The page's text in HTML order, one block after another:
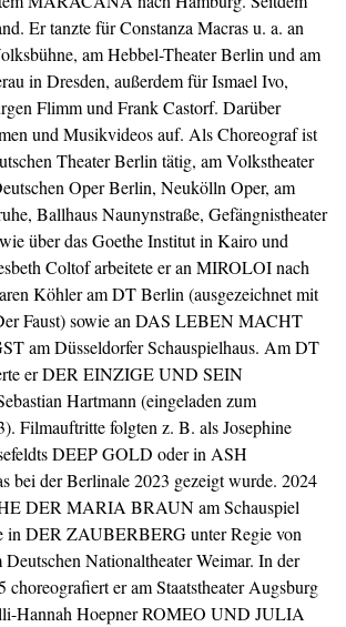
Er tanzte für Constanza Macras u. a. an
am Hebbel-Theater Berlin und am
in Dresden, außerdem für Ismael Ivo,
Flimm und Frank Castorf. Darüber
und Musikvideos auf. Als Choreograf ist
Theater Berlin tätig, am Volkstheater
Oper Berlin, Neukölln Oper, am
Ballhaus Naunynstraße, Gefängnistheater
über das Goethe Institut in Kairo und
Coltof arbeitete er an MIROLOI nach
Köhler am DT Berlin (ausgezeichnet mit
Faust) sowie an DAS LEBEN MACHT
am Düsseldorfer Schauspielhaus. Am DT
er DER EINZIGE UND SEIN
Hartmann (eingeladen zum
Filmauftritte folgten z. B. als Josephine
DEEP GOLD oder in ASH
bei der Berlinale 2023 gezeigt wurde. 2024
DER MARIA BRAUN am Schauspiel
in DER ZAUBERBERG unter Regie von
Nationaltheater Weimar. In der
choreografiert er am Staatstheater Augsburg
Hannah Hoepner ROMEO UND JULIA